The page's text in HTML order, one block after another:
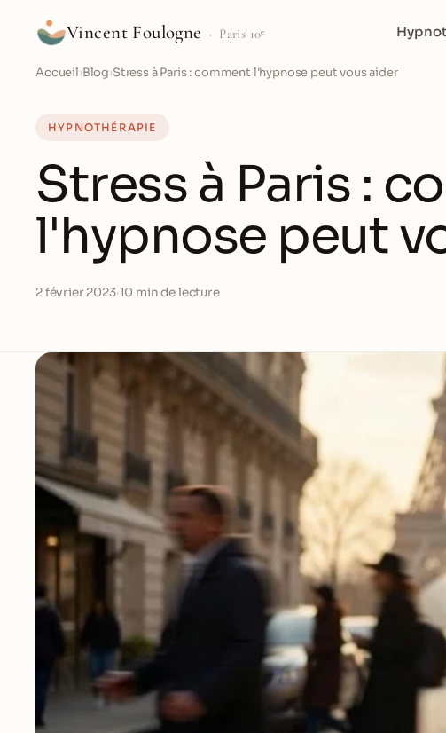
Vincent Foulogne Paris 10ᵉ
Accueil›Blog›Stress à Paris : comment l'hypnose peut vous aider
HYPNOTHÉRAPIE
Stress à Paris :
l'hypnose peut
2 février 2023·10 min de lecture